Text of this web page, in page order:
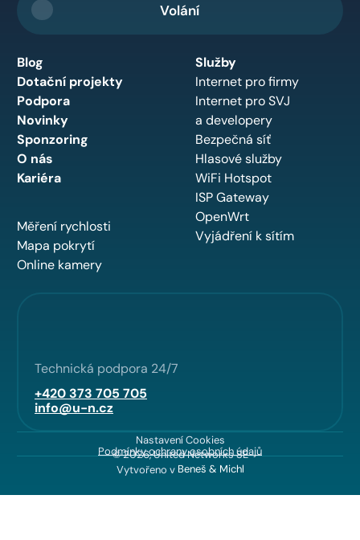
Volání
Blog
Dotační projekty
Podpora
Novinky
Sponzoring
O nás
Kariéra
Měření rychlosti
Mapa pokrytí
Online kamery
Služby
Internet pro firmy
Internet pro SVJ
a developery
Bezpečná síť
Hlasové služby
WiFi Hotspot
ISP Gateway
OpenWrt
Vyjádření k sítím
Technická podpora 24/7
+420 373 705 705
info@u-n.cz
Nastavení Cookies
Podmínky ochrany osobních údajů
© 2026, United Networks SE
Vytvořeno v Beneš & Michl